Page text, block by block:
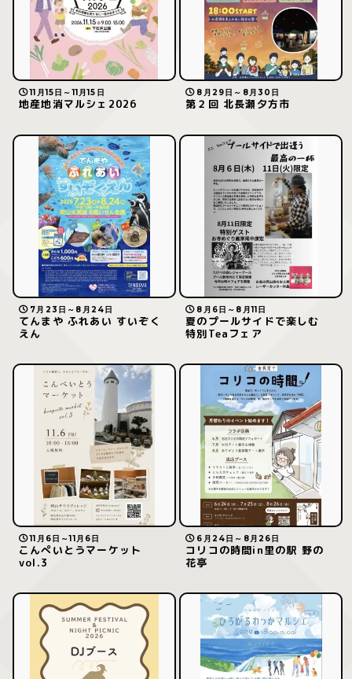
11月15日～11月15日
地産地消マルシェ2026
8月29日～8月30日
第２回 北長瀬夕方市
7月23日～8月24日
てんまや ふれあい すいぞく
えん
8月6日～8月11日
夏のプールサイドで楽しむ
特別Teaフェア
11月6日～11月6日
こんぺいとうマーケット
vol.3
6月24日～8月26日
コリコの時間in里の駅 野の
花亭